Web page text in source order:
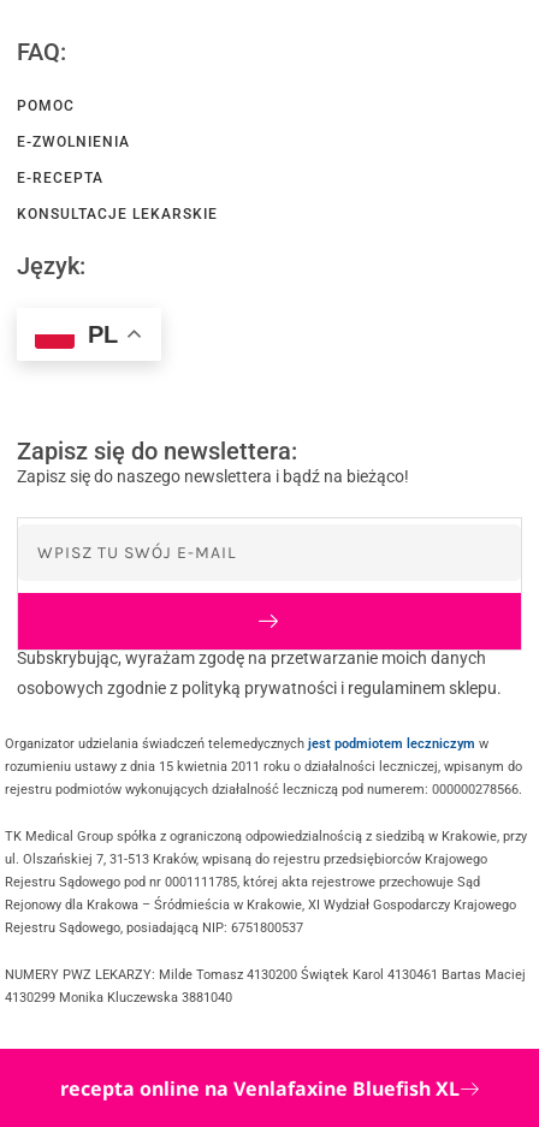
recepta online na Venlafaxine Bluefish XL
FAQ:
POMOC
E-ZWOLNIENIA
E-RECEPTA
KONSULTACJE LEKARSKIE
Język:
PL
Zapisz się do newslettera:
Zapisz się do naszego newslettera i bądź na bieżąco!
Subskrybując, wyrażam zgodę na przetwarzanie moich danych
osobowych zgodnie z polityką prywatności i regulaminem sklepu.
Organizator udzielania świadczeń telemedycznychjest podmiotem leczniczym w
rozumieniu ustawy z dnia 15 kwietnia 2011 roku o działalności leczniczej, wpisanym do
rejestru podmiotów wykonujących działalność leczniczą pod numerem: 000000278566.
TK Medical Group spółka z ograniczoną odpowiedzialnością z siedzibą w Krakowie, przy
ul. Olszańskiej 7, 31-513 Kraków, wpisaną do rejestru przedsiębiorców Krajowego
Rejestru Sądowego pod nr 0001111785, której akta rejestrowe przechowuje Sąd
Rejonowy dla Krakowa – Śródmieścia w Krakowie, XI Wydział Gospodarczy Krajowego
Rejestru Sądowego, posiadającą NIP: 6751800537
NUMERY PWZ LEKARZY: Milde Tomasz 4130200 Świątek Karol 4130461 Bartas Maciej
4130299 Monika Kluczewska 3881040
@ COPYRIGHT 2025 TWOJDOKTOR.ONLINE